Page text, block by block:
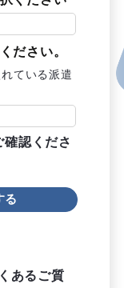
ださい。
ている派遣
確認くださ
あるご質